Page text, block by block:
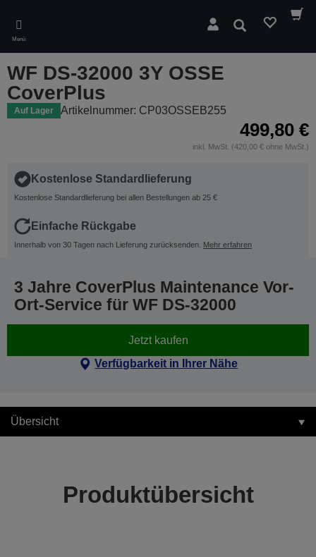
main
content
Menü
Suchen
WF DS-32000 3Y OSSE
CoverPlus
Auf Lager Artikelnummer: CP03OSSEB255
499,80 €
inkl. MwSt. (420,00 € ohne MwSt.)
Kostenlose Standardlieferung
Kostenlose Standardlieferung bei allen Bestellungen ab 25 €
Einfache Rückgabe
Innerhalb von 30 Tagen nach Lieferung zurücksenden. Mehr erfahren
3 Jahre CoverPlus Maintenance Vor-
Ort-Service für WF DS-32000
Jetzt kaufen
Verfügbarkeit in Ihrer Nähe
Übersicht
Produktübersicht